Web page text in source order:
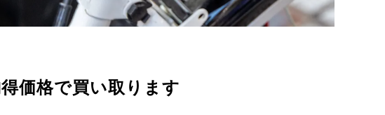
価格で買い取ります